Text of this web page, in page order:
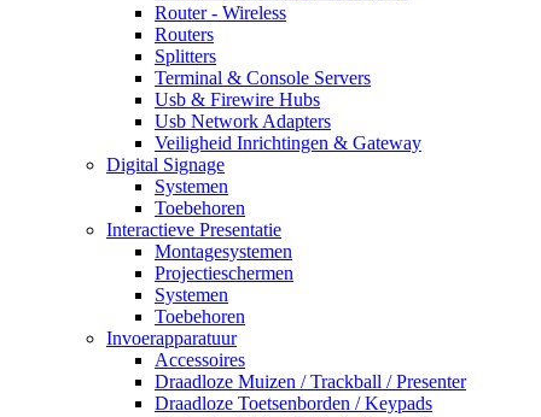
Router - Wireless
Routers
Splitters
Terminal & Console Servers
Usb & Firewire Hubs
Usb Network Adapters
Veiligheid Inrichtingen & Gateway
Digital Signage
Systemen
Toebehoren
Interactieve Presentatie
Montagesystemen
Projectieschermen
Systemen
Toebehoren
Invoerapparatuur
Accessoires
Draadloze Muizen / Trackball / Presenter
Draadloze Toetsenborden / Keypads